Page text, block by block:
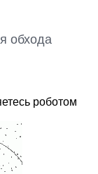
обхода
роботом